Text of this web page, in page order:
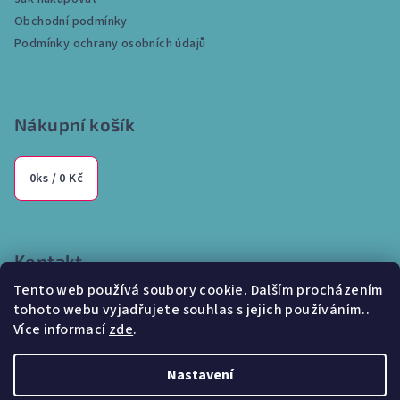
Tento web používá soubory cookie. Dalším procházením
tohoto webu vyjadřujete souhlas s jejich používáním..
Více informacízde.
Nastavení
Obchodní podmínky
Podmínky ochrany osobních údajů
Nákupní košík
0ks / 0 Kč
Kontakt
info @internetparfem.cz
603 100 829